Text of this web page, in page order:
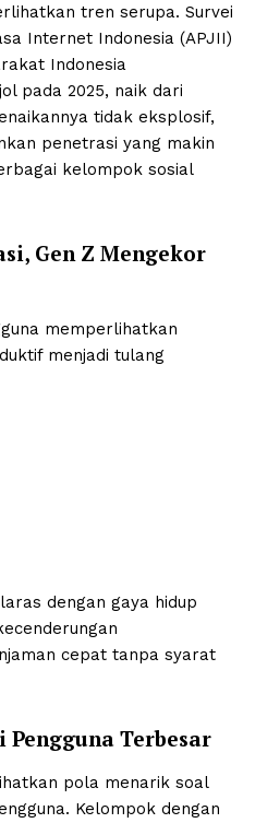
tren serupa. Survei
Internet Indonesia (APJII)
Indonesia
pada 2025, naik dari
tidak eksplosif,
penetrasi yang makin
kelompok sosial
Gen Z Mengekor
memperlihatkan
menjadi tulang
dengan gaya hidup
cepat tanpa syarat
Pengguna Terbesar
pola menarik soal
Kelompok dengan